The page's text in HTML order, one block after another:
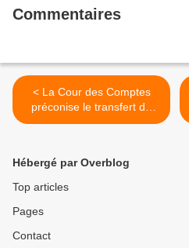
Commentaires
< La Cour des Comptes
préconise le transfert de
l'Eau a la Metropole du
Hébergé par Overblog
Top articles
Pages
Contact